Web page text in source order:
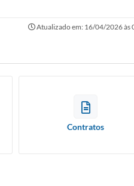
Atualizado em: 16/04/2026 às
Contratos